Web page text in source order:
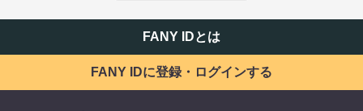
EXIT OFFICIAL FANCLUB ENTRANCE かまいたち